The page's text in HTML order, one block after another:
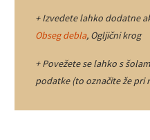
+ Izvedete lahko dodatne
Obseg debla, Ogljični krog
+ Povežete se lahko s
podatke (to označite že pri